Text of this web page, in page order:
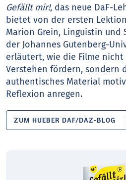
Gefällt mir!, das neue DaF-
bietet von der ersten
Marion Grein, Linguistin und
der Johannes Gutenberg-
erläutert, wie die Filme nicht
Verstehen fördern, sondern
authentisches Material
Reflexion anregen.
ZUM HUEBER DAF/DAZ-BLOG